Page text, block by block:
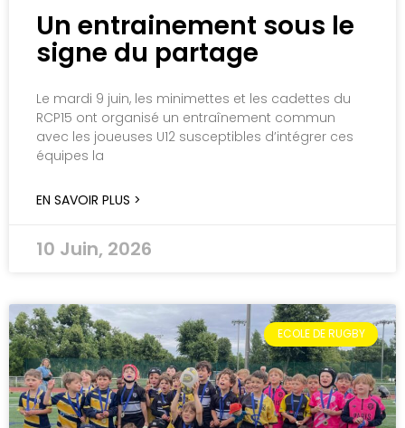
Un entrainement sous le
signe du partage
Le mardi 9 juin, les minimettes et les cadettes du
RCP15 ont organisé un entraînement commun
avec les joueuses U12 susceptibles d’intégrer ces
équipes la
EN SAVOIR PLUS >
10 Juin, 2026
ECOLE DE RUGBY